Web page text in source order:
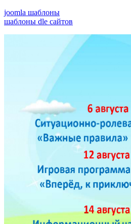
joomla шаблоны
шаблоны dle сайтов